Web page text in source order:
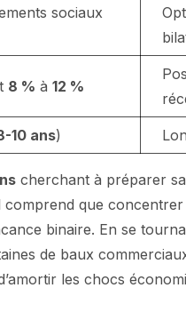
sociaux
8 % à12 %
10 ans)
cherchant à préparer
comprend que
binaire. En se
de baux
les chocs